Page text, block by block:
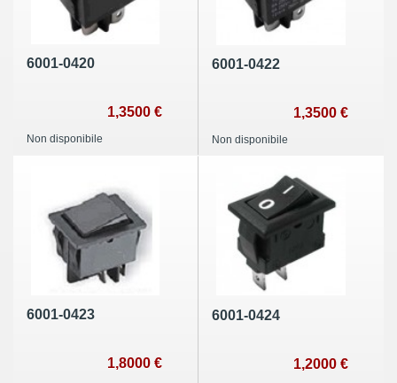
6001-0420
1,3500 €
Non disponibile
6001-0422
1,3500 €
Non disponibile
6001-0423
1,8000 €
6001-0424
1,2000 €